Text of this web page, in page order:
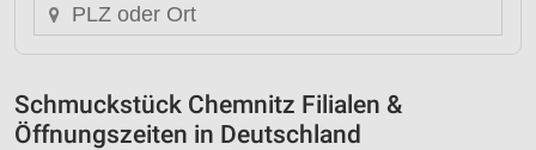
Schmuckstück Chemnitz Filialen &
Öffnungszeiten in Deutschland